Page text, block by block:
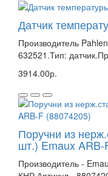
Датчик
Производитель
632521.Тип:
3914.00р.
Поручни из
шт.) Emaux ARB-
Производитель -